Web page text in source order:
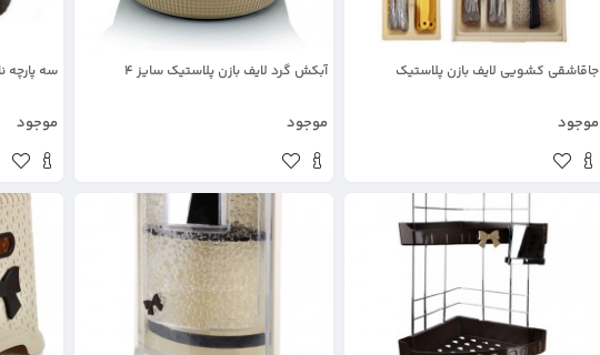
جاقاشقی کشویی لایف بازن پلاستیک
موجود
آبکش گرد لایف بازن پلاستیک سایز 4
موجود
سه پارچه
موجود